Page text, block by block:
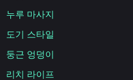
누루 마사지
도기 스타일
둥근 엉덩이
리치 라이프